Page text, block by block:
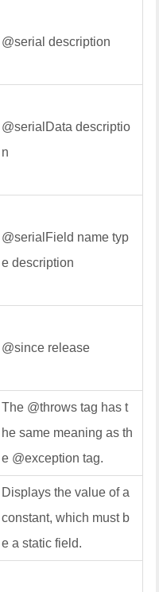
@serial description
@serialData descriptio
n
@serialField name typ
e description
@since release
The @throws tag has t
he same meaning as th
e @exception tag.
Displays the value of a
constant, which must b
e a static field.